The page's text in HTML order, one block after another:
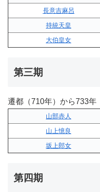
長意吉麻呂
持統天皇
大伯皇女
第三期
遷都（710年）から733年
山部赤人
山上憶良
坂上郎女
第四期